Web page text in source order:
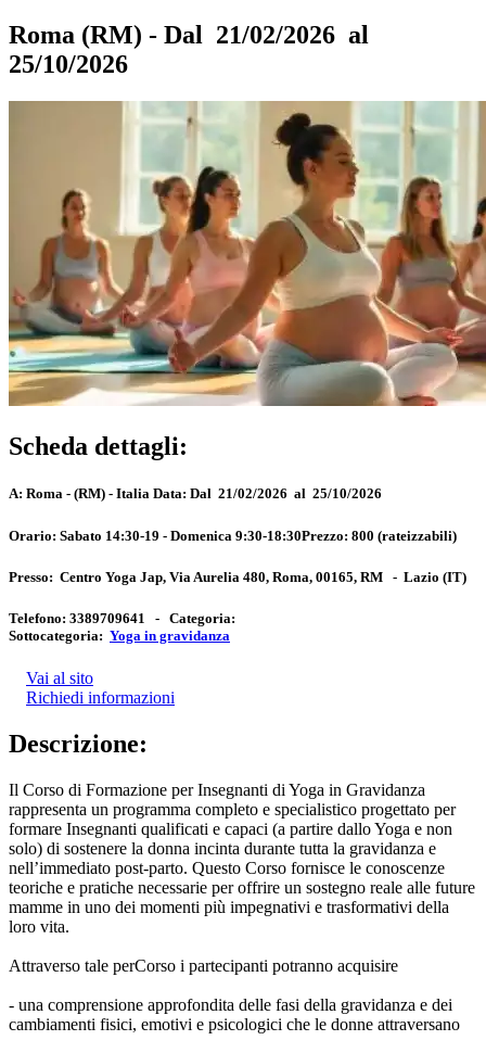
Roma (RM) - Dal 21/02/2026 al
25/10/2026
Scheda dettagli:
A: Roma - (RM) - Italia Data: Dal 21/02/2026 al 25/10/2026
Orario: Sabato 14:30-19 - Domenica 9:30-18:30Prezzo: 800 (rateizzabili)
Presso: Centro Yoga Jap, Via Aurelia 480, Roma, 00165, RM - Lazio (IT)
Telefono: 3389709641 - Categoria:
Sottocategoria: Yoga in gravidanza
Vai al sito
Richiedi informazioni
Descrizione:
Il Corso di Formazione per Insegnanti di Yoga in Gravidanza
rappresenta un programma completo e specialistico progettato per
formare Insegnanti qualificati e capaci (a partire dallo Yoga e non
solo) di sostenere la donna incinta durante tutta la gravidanza e
nell’immediato post-parto. Questo Corso fornisce le conoscenze
teoriche e pratiche necessarie per offrire un sostegno reale alle future
mamme in uno dei momenti più impegnativi e trasformativi della
loro vita.
Attraverso tale perCorso i partecipanti potranno acquisire
- una comprensione approfondita delle fasi della gravidanza e dei
cambiamenti fisici, emotivi e psicologici che le donne attraversano